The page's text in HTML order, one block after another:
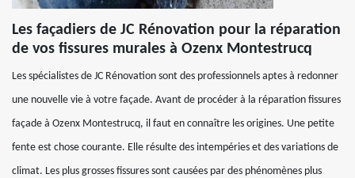
Les façadiers de JC Rénovation pour la réparation
de vos fissures murales à Ozenx Montestrucq
Les spécialistes de JC Rénovation sont des professionnels aptes à redonner
une nouvelle vie à votre façade. Avant de procéder à la réparation fissures
façade à Ozenx Montestrucq, il faut en connaître les origines. Une petite
fente est chose courante. Elle résulte des intempéries et des variations de
climat. Les plus grosses fissures sont causées par des phénomènes plus